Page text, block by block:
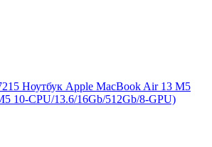
Ноутбук Apple MacBook Air 13 M5
10-CPU/13.6/16Gb/512Gb/8-GPU)